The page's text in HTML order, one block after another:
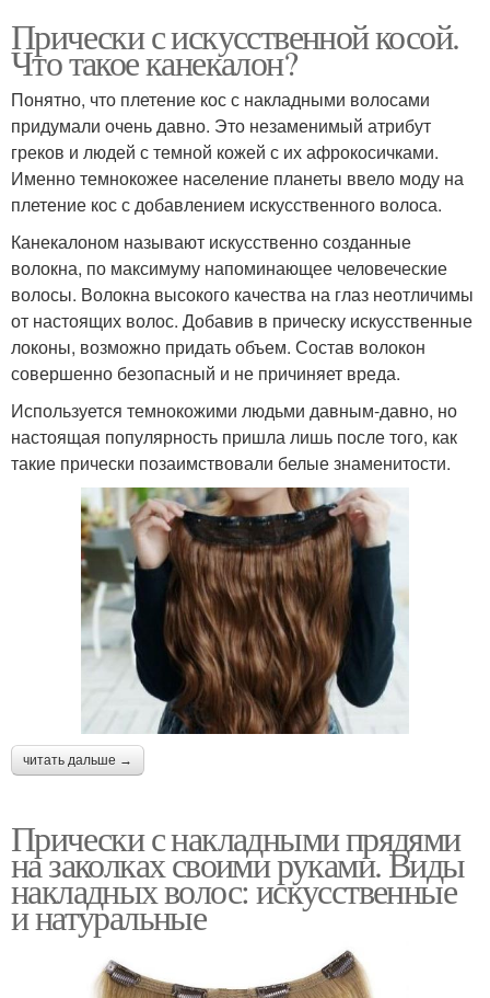
Прически с искусственной косой.
Что такое канекалон?
Понятно, что плетение кос с накладными волосами
придумали очень давно. Это незаменимый атрибут
греков и людей с темной кожей с их афрокосичками.
Именно темнокожее население планеты ввело моду на
плетение кос с добавлением искусственного волоса.
Канекалоном называют искусственно созданные
волокна, по максимуму напоминающее человеческие
волосы. Волокна высокого качества на глаз неотличимы
от настоящих волос. Добавив в прическу искусственные
локоны, возможно придать объем. Состав волокон
совершенно безопасный и не причиняет вреда.
Используется темнокожими людьми давным-давно, но
настоящая популярность пришла лишь после того, как
такие прически позаимствовали белые знаменитости.
читать дальше →
Прически с накладными прядями
на заколках своими руками. Виды
накладных волос: искусственные
и натуральные